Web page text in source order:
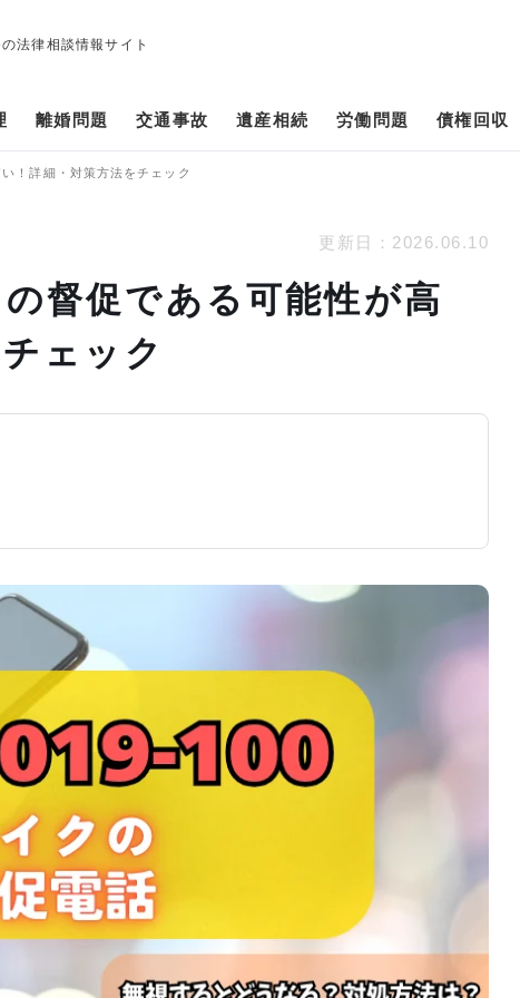
法律相談情報サイト
離婚問題 交通事故 遺産相続 労働問題 債権回収
！詳細・対策方法をチェック
更新日： 2026.06.10
督促である可能性が高
ェック